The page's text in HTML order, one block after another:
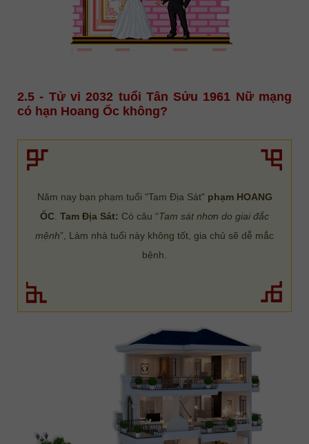
2.5 - Tử vi 2032 tuổi Tân Sửu 1961 Nữ mạng
có hạn Hoang Ốc không?
Năm nay bạn phạm tuổi "Tam Địa Sát" phạm HOANG
ỐC Tam Địa Sát: Có câu “Tam sát nhơn do giai đắc
mệnh”, Làm nhà tuổi này không tốt, gia chủ sẽ dễ mắc
bệnh.